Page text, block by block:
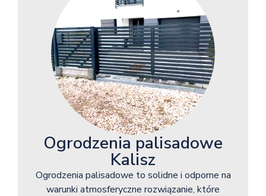
Ogrodzenia palisadowe
Kalisz
Ogrodzenia palisadowe to solidne i odporne na
warunki atmosferyczne rozwiązanie, które